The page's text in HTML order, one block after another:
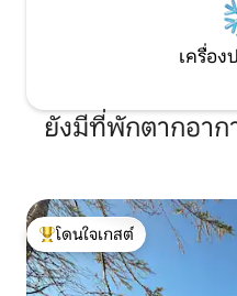
เครื่อง
ยังมีที่พักตากอาก
โดนใจเกสต์ที่สุด
โดนใจเกสต์